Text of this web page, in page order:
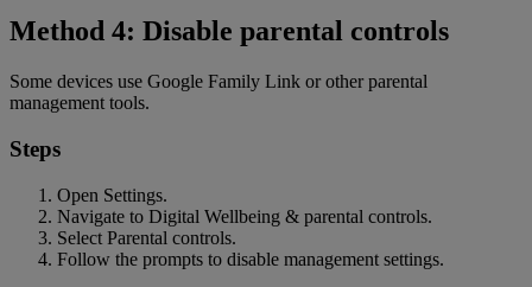
Method 4: Disable parental controls
Some devices use Google Family Link or other parental
management tools.
Steps
Open Settings.
Navigate to Digital Wellbeing & parental controls.
Select Parental controls.
Follow the prompts to disable management settings.